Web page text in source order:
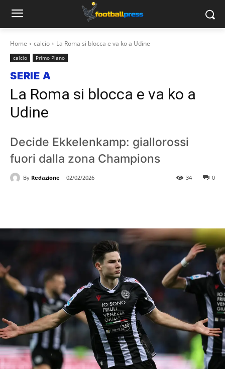
Home calcio La Roma si blocca e va ko a Udine
calcio Primo Piano
SERIE A
La Roma si blocca e va ko a
Udine
Decide Ekkelenkamp: giallorossi
fuori dalla zona Champions
By Redazione 02/02/2026 0
34